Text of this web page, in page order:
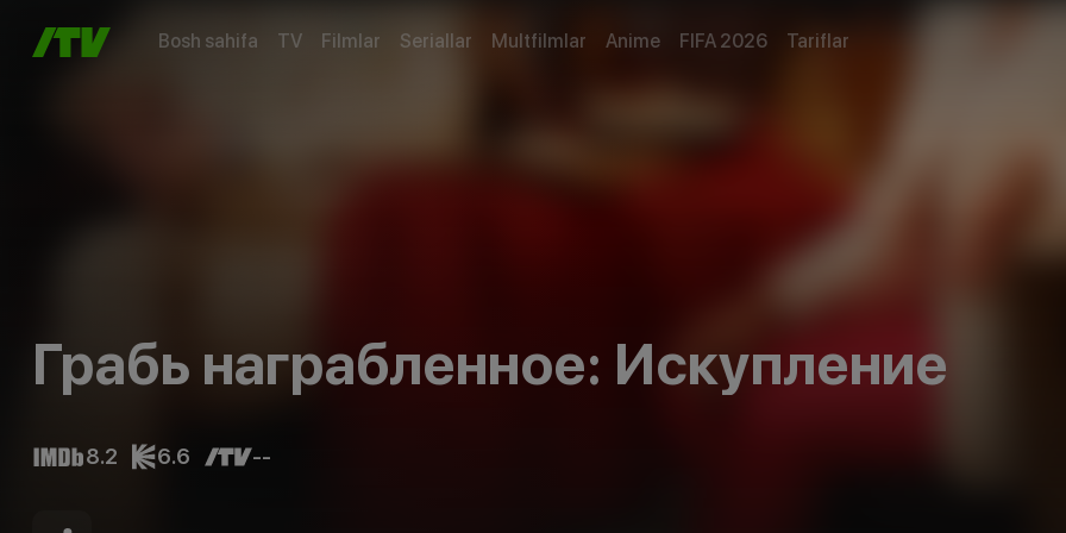
Bosh sahifa TV Filmlar Seriallar Multfilmlar Anime FIFA 2026 Tariflar
Грабь награбленное: Искупление
8.2 6.6 --